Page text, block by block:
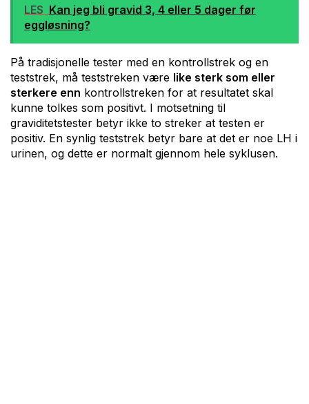
LES Kan jeg bli gravid 3, 4 eller 5 dager før
eggløsning?
På tradisjonelle tester med en kontrollstrek og en
teststrek, må teststreken være like sterk som eller
sterkere enn kontrollstreken for at resultatet skal
kunne tolkes som positivt. I motsetning til
graviditetstester betyr ikke to streker at testen er
positiv. En synlig teststrek betyr bare at det er noe LH i
urinen, og dette er normalt gjennom hele syklusen.